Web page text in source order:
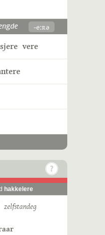
-eːʀə
sjere vere
hakkelere
zelfstandeg